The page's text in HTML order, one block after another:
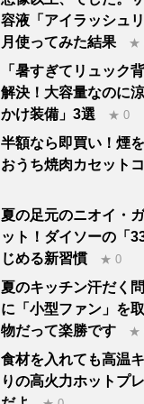
容液「アイラッシュ
月使ってみた結果
★
「暑すぎてリュック
解決！大容量なのに
かけ装備」3選
★ 0
半額なら即買い！煙
おうち焼肉カセット
夏の足元のニオイ・
ット！ダイソーの「
じめる新習慣
★ 0
夏のキッチン汗だく
に「小型ファン」を
物だって楽勝です
★
食材を入れても高温
りの高火力ホットプ